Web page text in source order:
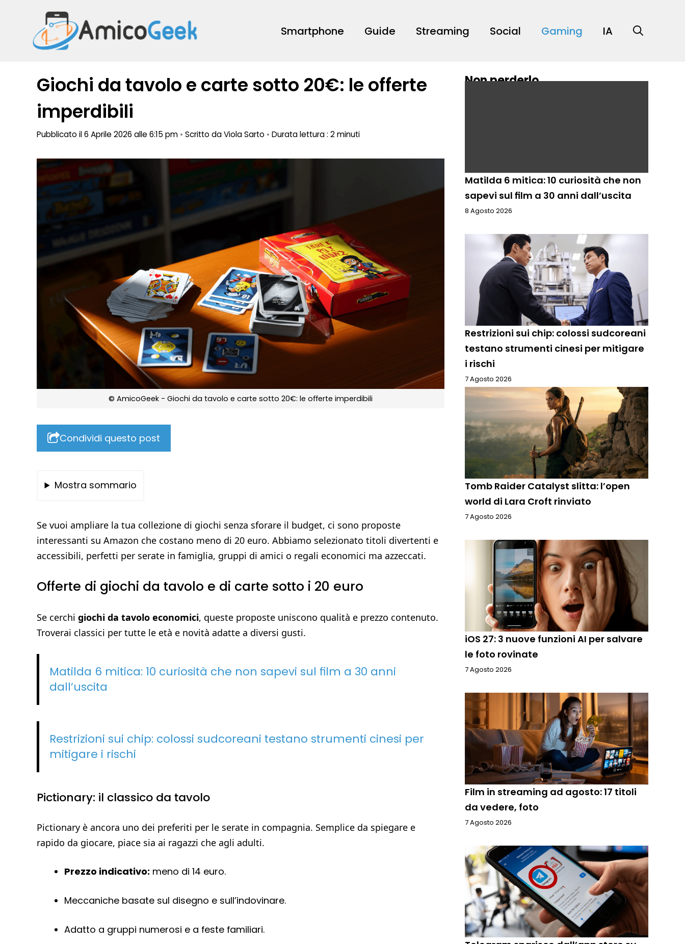
contenuto
Smartphone Guide Streaming Social Gaming IA
Giochi da tavolo e carte sotto 20€: le offerte
imperdibili
Pubblicato il 6 Aprile 2026 alle 6:15 pm • Scritto daViola Sarto • Durata lettura : 2 minuti
© AmicoGeek - Giochi da tavolo e carte sotto 20€: le offerte imperdibili
Condividi questo post
Mostra sommario
Se vuoi ampliare la tua collezione di giochi senza sforare il budget, ci sono proposte
interessanti su Amazon che costano meno di 20 euro. Abbiamo selezionato titoli divertenti e
accessibili, perfetti per serate in famiglia, gruppi di amici o regali economici ma azzeccati.
Offerte di giochi da tavolo e di carte sotto i 20 euro
Se cerchi giochi da tavolo economici, queste proposte uniscono qualità e prezzo contenuto.
Troverai classici per tutte le età e novità adatte a diversi gusti.
Matilda 6 mitica: 10 curiosità che non sapevi sul film a 30 anni
dall’uscita
Restrizioni sui chip: colossi sudcoreani testano strumenti cinesi per
mitigare i rischi
Pictionary: il classico da tavolo
Pictionary è ancora uno dei preferiti per le serate in compagnia. Semplice da spiegare e
rapido da giocare, piace sia ai ragazzi che agli adulti.
Prezzo indicativo: meno di 14 euro.
Meccaniche basate sul disegno e sull’indovinare.
Adatto a gruppi numerosi e a feste familiari.
Non perderlo
Matilda 6 mitica: 10 curiosità che non
sapevi sul film a 30 anni dall’uscita
8 Agosto 2026
Restrizioni sui chip: colossi sudcoreani
testano strumenti cinesi per mitigare
i rischi
7 Agosto 2026
Tomb Raider Catalyst slitta: l’open
world di Lara Croft rinviato
7 Agosto 2026
iOS 27: 3 nuove funzioni AI per salvare
le foto rovinate
7 Agosto 2026
Film in streaming ad agosto: 17 titoli
da vedere, foto
7 Agosto 2026